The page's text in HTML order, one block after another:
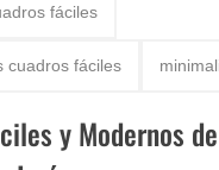
los cuadros de
fáciles
cuadros fáciles
y Modernos